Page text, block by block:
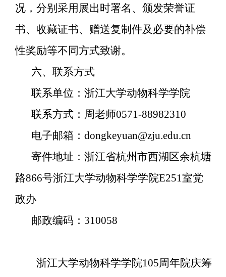
况，分别采用展出时署名、颁发荣誉证
书、收藏证书、赠送复制件及必要的补偿
性奖励等不同方式致谢。
六、联系方式
联系单位：浙江大学动物科学学院
联系方式：周老师0571-88982310
电子邮箱： dongkeyuan@zju.edu.cn
寄件地址：浙江省杭州市西湖区余杭塘
路866号浙江大学动物科学学院E251 室党
政办
邮政编码： 310058
浙江大学动物科学学院105周年院庆筹